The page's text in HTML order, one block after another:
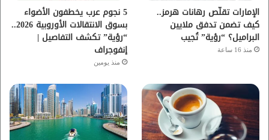
م
الإمارات تقلّص رهانات هرمز..
كيف تضمن تدفق ملايين
البراميل؟ “رؤية” تُجيب
منذ 16 ساعة
5 نجوم عرب يخطفون الأضواء
بسوق الانتقالات الأوروبية 2026..
“رؤية” تكشف التفاصيل |
إنفوجراف
منذ يومين